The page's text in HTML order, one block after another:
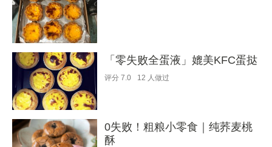
「零失败全蛋液」媲美KFC蛋挞
评分 7.0 12 人做过
0失败！粗粮小零食｜纯荞麦桃
酥